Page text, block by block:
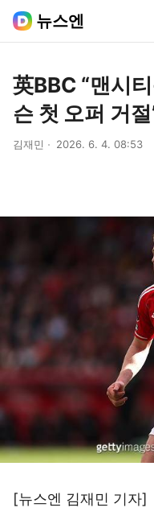
뉴스엔
英BBC “맨시
슨 첫 오퍼 거절
김재민 2026. 6. 4. 08:53
[뉴스엔 김재민 기자]